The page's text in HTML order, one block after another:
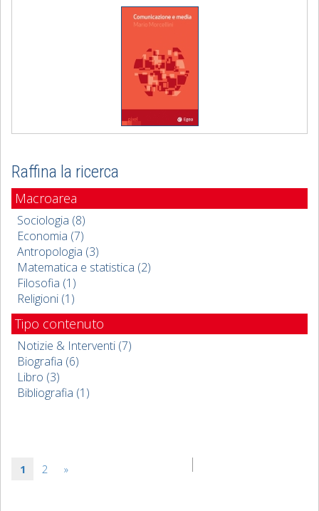
Raffina la ricerca
Macroarea
Sociologia (8)
Economia (7)
Antropologia (3)
Matematica e statistica (2)
Filosofia (1)
Religioni (1)
Tipo contenuto
Notizie & Interventi (7)
Biografia (6)
Libro (3)
Bibliografia (1)
1 2 »